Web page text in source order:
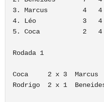
3. Marcus         4
4. Léo            3
5. Coca           2
Rodada 1
Coca     2 x 3  Marcus
Rodrigo  2 x 1